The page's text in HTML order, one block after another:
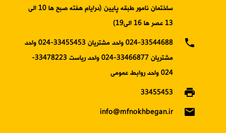
ساختمان نامور طبقه پایین (درایام هفته صبح ها 10 الی
13 عصر ها 16 الی19)
phone
024-33544688 واحد مشتریان 33455453-024 واحد
مشتریان 33466877-024 واحد ریاست 33478223-
024 واحد روابط عمومی
print
33455453
email
info@mfnokhbegan.ir